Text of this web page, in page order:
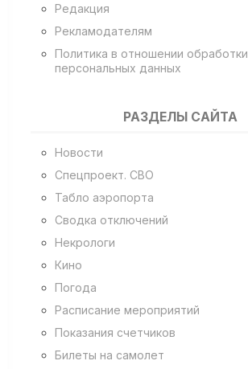
Редакция
Рекламодателям
Политика в отношении обработки
персональных данных
РАЗДЕЛЫ САЙТА
Новости
Спецпроект. СВО
Табло аэропорта
Сводка отключений
Некрологи
Кино
Погода
Расписание мероприятий
Показания счетчиков
Билеты на самолет